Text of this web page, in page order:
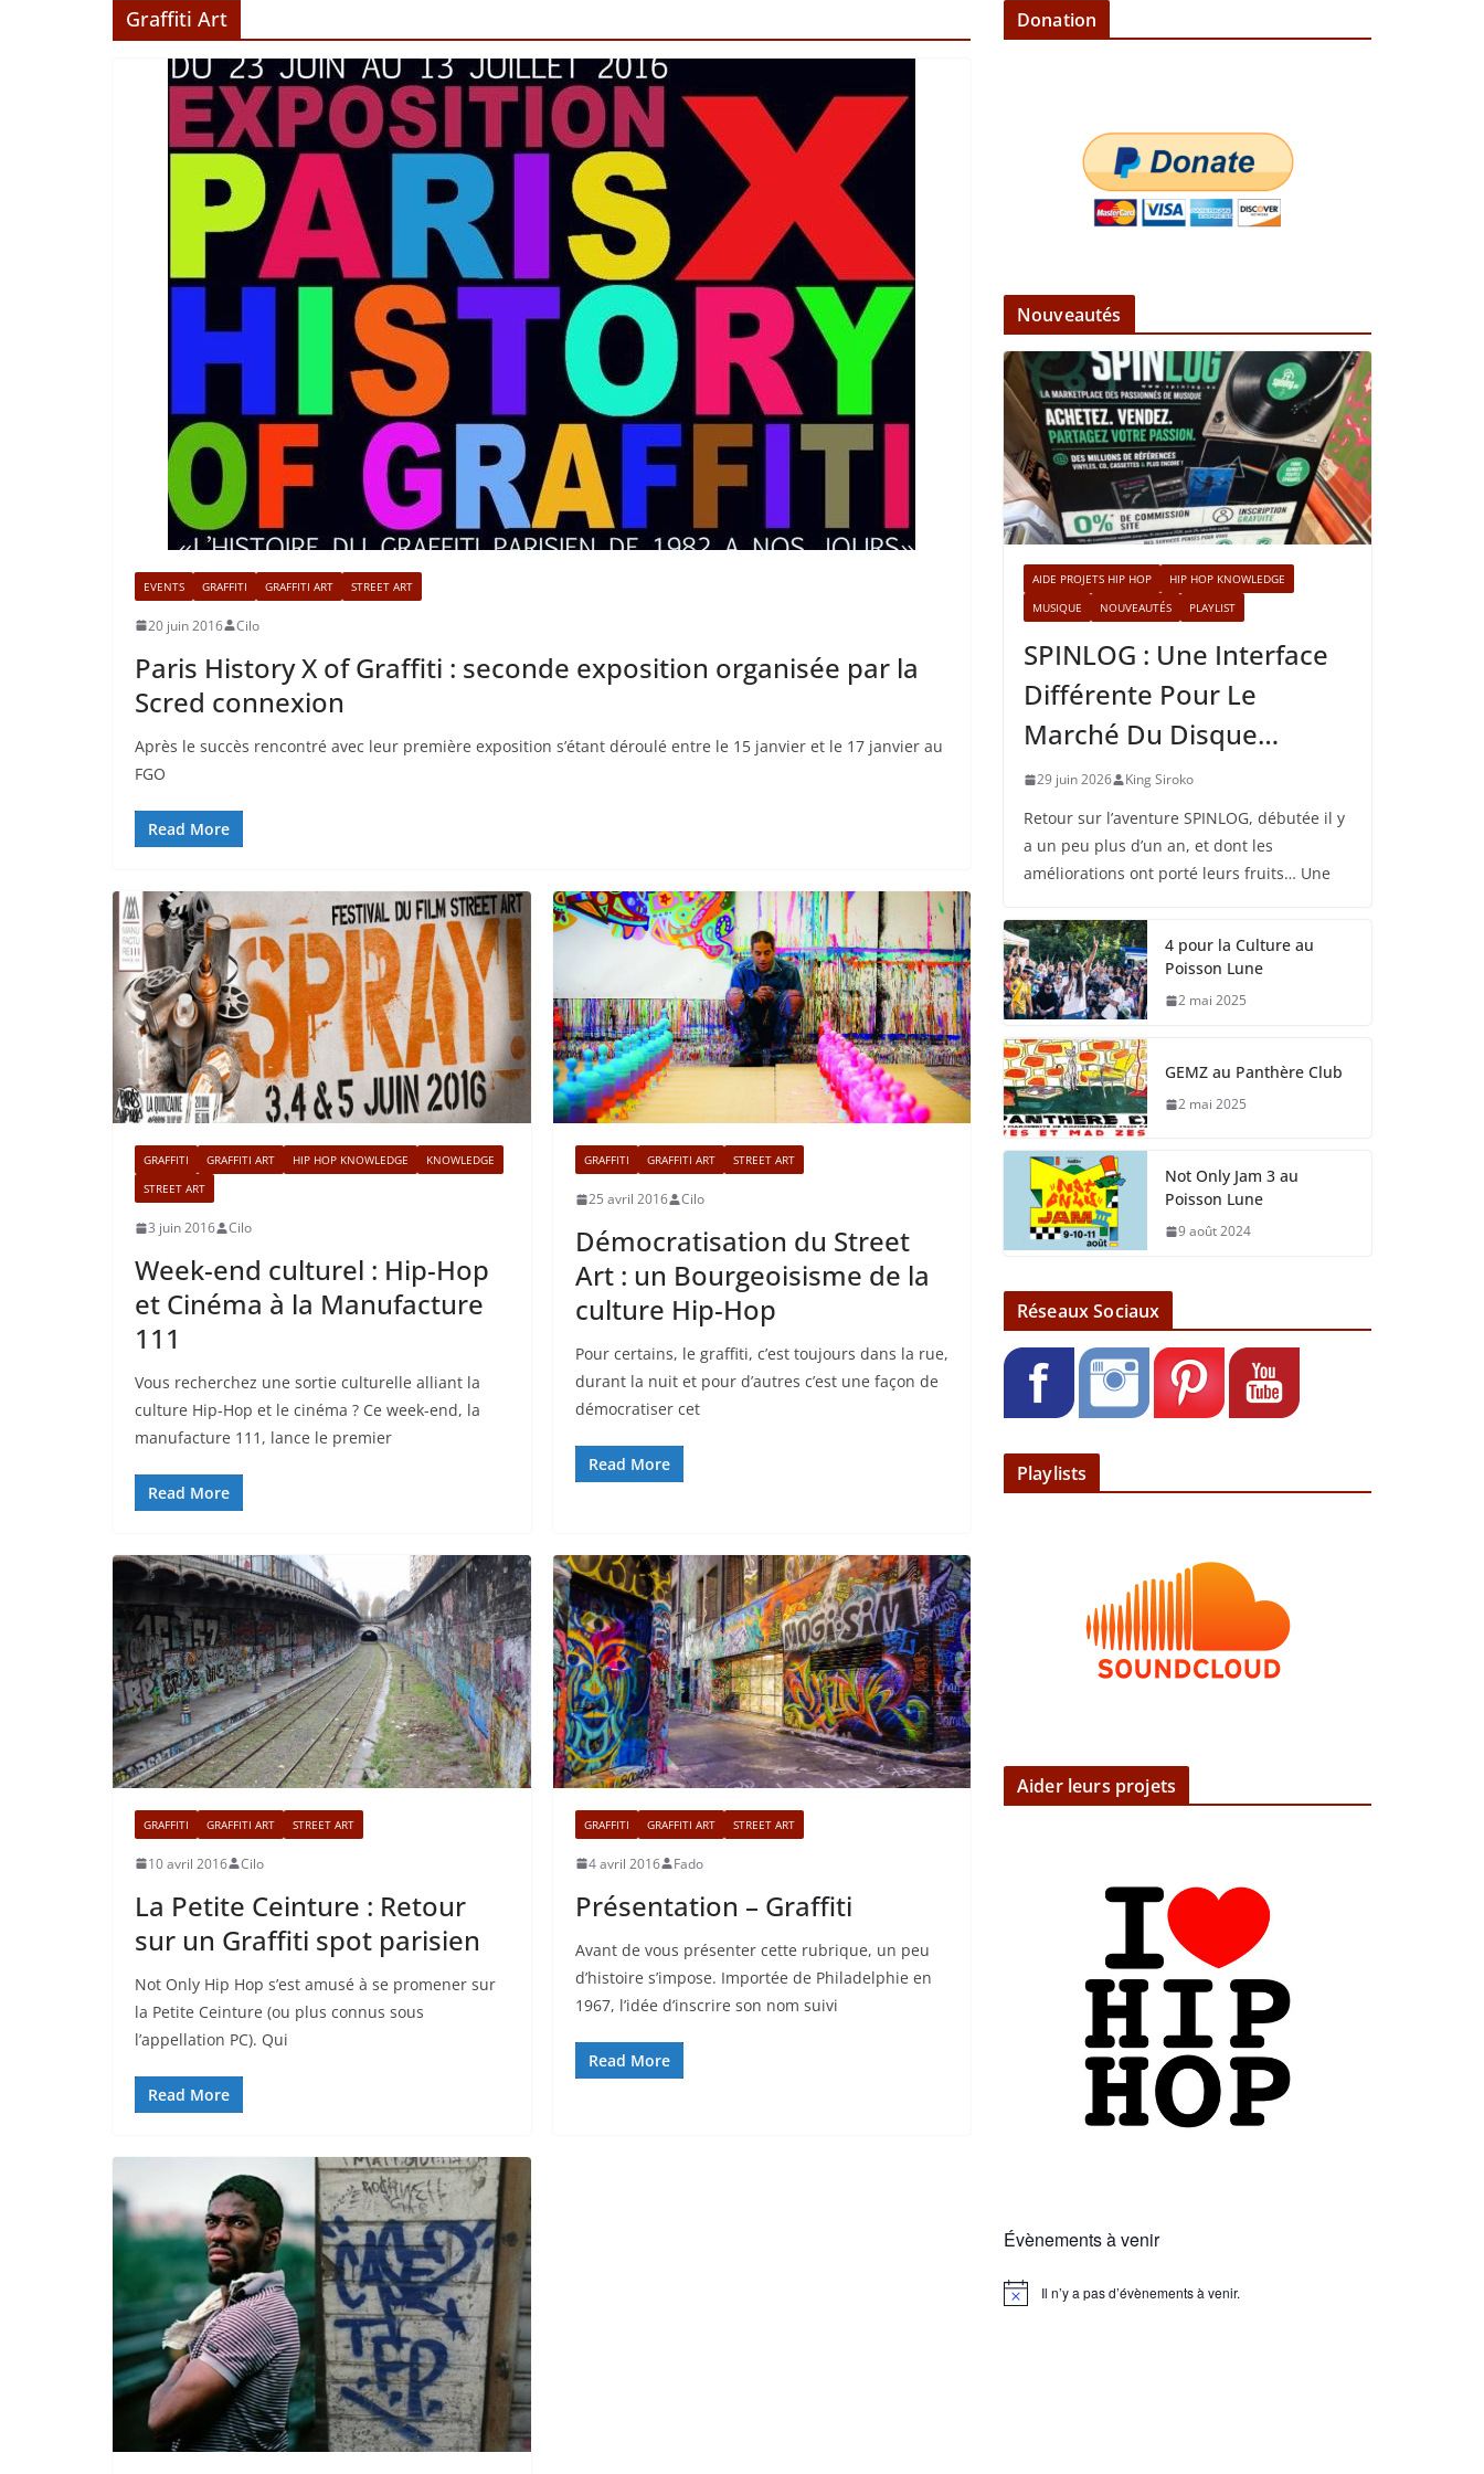
Graffiti Art
EVENTS GRAFFITI GRAFFITI ART STREET ART
20 juin 2016 Cilo
Paris History X of Graffiti : seconde exposition organisée par la
Scred connexion
Après le succès rencontré avec leur première exposition s’étant déroulé entre le 15 janvier et le 17 janvier au
FGO
Read More
GRAFFITI GRAFFITI ART HIP HOP KNOWLEDGE
KNOWLEDGE
STREET ART
3 juin 2016 Cilo
Week-end culturel : Hip-Hop
et Cinéma à la Manufacture
111
Vous recherchez une sortie culturelle alliant la
culture Hip-Hop et le cinéma ? Ce week-end, la
manufacture 111, lance le premier
Read More
GRAFFITI GRAFFITI ART STREET ART
25 avril 2016 Cilo
Démocratisation du Street
Art : un Bourgeoisisme de la
culture Hip-Hop
Pour certains, le graffiti, c’est toujours dans la rue,
durant la nuit et pour d’autres c’est une façon de
démocratiser cet
Read More
GRAFFITI GRAFFITI ART STREET ART
10 avril 2016 Cilo
La Petite Ceinture : Retour
sur un Graffiti spot parisien
Not Only Hip Hop s’est amusé à se promener sur
la Petite Ceinture (ou plus connus sous
l’appellation PC). Qui
Read More
GRAFFITI GRAFFITI ART STREET ART
4 avril 2016 Fado
Présentation – Graffiti
Avant de vous présenter cette rubrique, un peu
d’histoire s’impose. Importée de Philadelphie en
1967, l’idée d’inscrire son nom suivi
Read More
Donation
Nouveautés
AIDE PROJETS HIP HOP
HIP HOP KNOWLEDGE
MUSIQUE
NOUVEAUTÉS PLAYLIST
SPINLOG : Une Interface
Différente Pour Le
Marché Du Disque…
29 juin 2026 King Siroko
Retour sur l’aventure SPINLOG, débutée il y
a un peu plus d’un an, et dont les
améliorations ont porté leurs fruits… Une
4 pour la Culture au
Poisson Lune
2 mai 2025
GEMZ au Panthère Club
2 mai 2025
Not Only Jam 3 au
Poisson Lune
9 août 2024
Réseaux Sociaux
Playlists
Aider leurs projets
Évènements à venir
N
Il n’y a pas d’évènements à venir.